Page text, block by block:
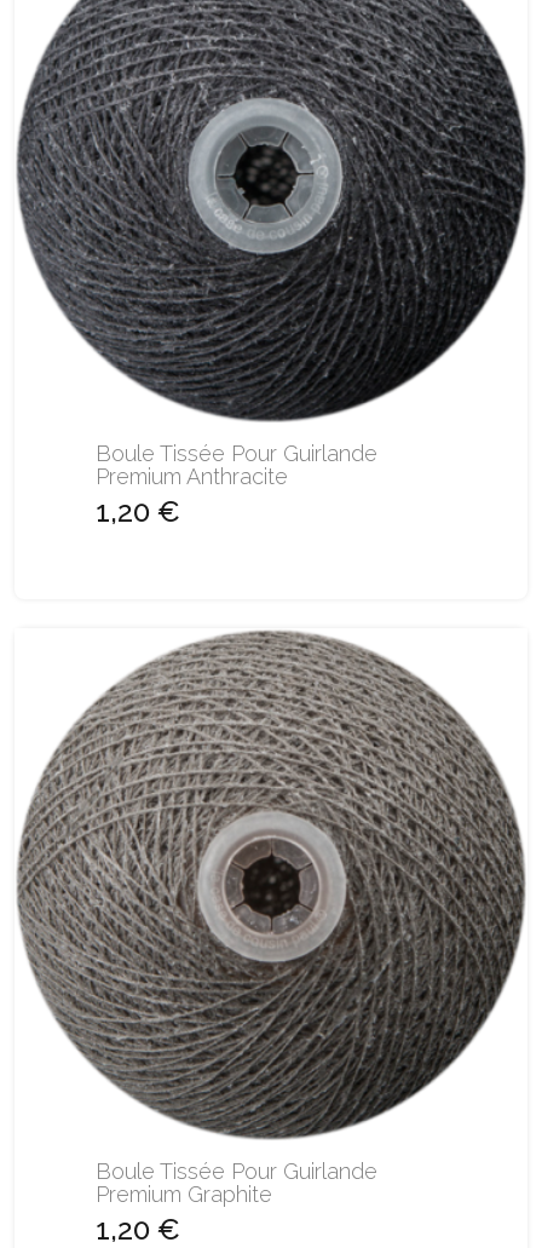
Boule Tissée Pour Guirlande
Premium Anthracite
1,20 €
Boule Tissée Pour Guirlande
Premium Graphite
1,20 €